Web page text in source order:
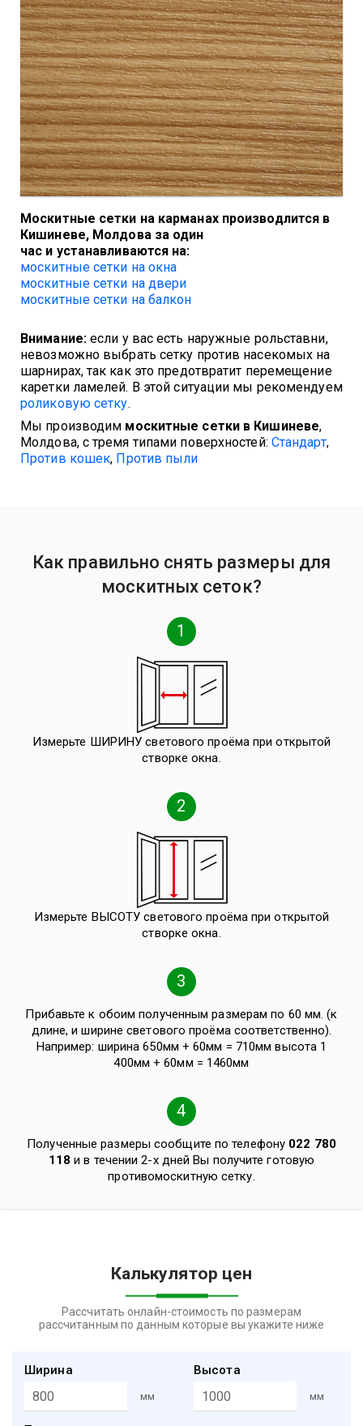
Москитные сетки на карманах производлится в
Кишиневе, Молдова за один
час и устанавливаются на:
москитные сетки на окна
москитные сетки на двери
москитные сетки на балкон
Внимание:если у вас есть наружные рольставни,
невозможно выбрать сетку против насекомых на
шарнирах, так как это предотвратит перемещение
каретки ламелей. В этой ситуации мы рекомендуем
роликовую сетку.
Мы производим москитные сетки в Кишиневе,
Молдова, с тремя типами поверхностей: Стандарт,
Против кошек, Против пыли
Как правильно снять размеры для
москитных сеток?
1
Измерьте ШИРИНУ светового проёма при открытой
створке окна.
2
Измерьте ВЫСОТУ светового проёма при открытой
створке окна.
3
Прибавьте к обоим полученным размерам по 60 мм. (к
длине, и ширине светового проёма соответственно).
Например: ширина 650мм + 60мм = 710мм высота 1
400мм + 60мм = 1460мм
4
Полученные размеры сообщите по телефону 022 780
118 и в течении 2-х дней Вы получите готовую
противомоскитную сетку.
Калькулятор цен
Рассчитать онлайн-стоимость по размерам
рассчитанным по данным которые вы укажите ниже
Ширина
мм
Высота
мм